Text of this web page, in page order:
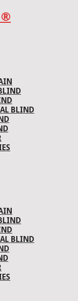
BLIND
BLIND